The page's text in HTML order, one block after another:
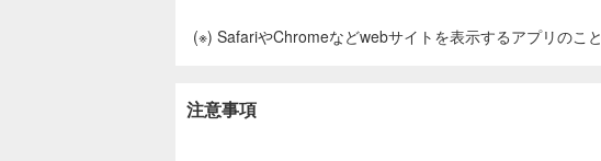
(※) SafariやChromeなどwebサイトを表示するアプリのこと
注意事項